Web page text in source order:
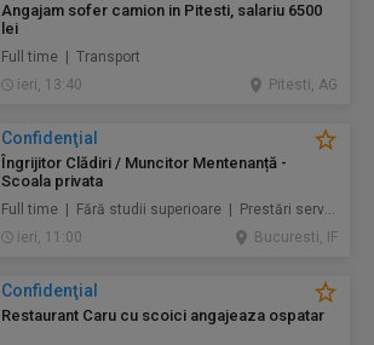
Angajam sofer camion in Pitesti, salariu 6500
lei
Full time | Transport
ieri, 13:40
Pitesti, AG
Confidenţial
Îngrijitor Clădiri / Muncitor Mentenanță -
Scoala privata
Full time | Fără studii superioare | Prestări servicii / Mentenanță / Instalații / Construcţii / Amenajări
ieri, 11:00
Bucuresti, IF
Confidenţial
Restaurant Caru cu scoici angajeaza ospatar